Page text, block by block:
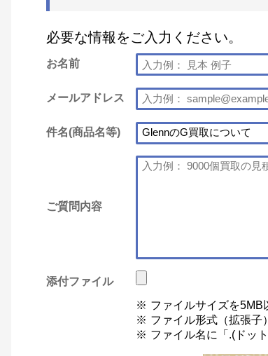
必要な情報をご入力ください。
お名前
メールアドレス
件名(商品名等)
ご質問内容
添付ファイル
ファイルサイズを5MB
ファイル形式（拡張子
ファイル名に「.(ドッ